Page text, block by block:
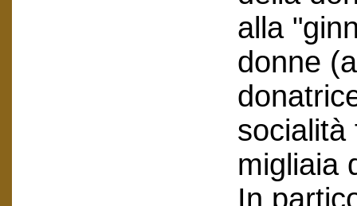
alla
donne
socialità
migliaia
In